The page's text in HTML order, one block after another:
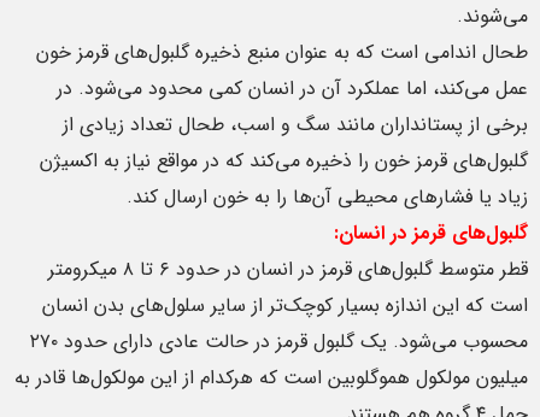
می‌شوند.
طحال اندامی است که به عنوان منبع ذخیره گلبول‌های قرمز خون
عمل می‌کند، اما عملکرد آن در انسان کمی محدود می‌شود. در
برخی از پستانداران مانند سگ و اسب، طحال تعداد زیادی از
گلبول‌های قرمز خون را ذخیره می‌کند که در مواقع نیاز به اکسیژن
زیاد یا فشارهای محیطی آن‌ها را به خون ارسال کند.
گلبول‌های قرمز در انسان:
قطر متوسط گلبول‌های قرمز در انسان در حدود ۶ تا ۸ میکرومتر
است که این اندازه بسیار کوچک‌تر از سایر سلول‌های بدن انسان
محسوب می‌شود. یک گلبول قرمز در حالت عادی دارای حدود ۲۷۰
میلیون مولکول هموگلوبین است که هرکدام از این مولکول‌ها قادر به